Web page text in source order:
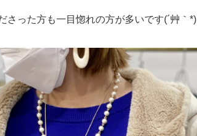
さった方も一目惚れの方が多いです(´艸｀*)